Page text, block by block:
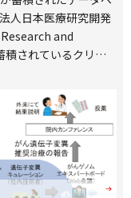
人日本医療研究開発
and
されているクリニ
ち上げられ、データ
本人特有の遺伝子変
ュレーション現場で
では、MGeNDのコ
る。